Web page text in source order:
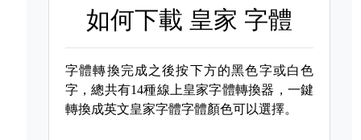
如何下載 皇家 字體
字體轉換完成之後按下方的黑色字或白色
字，總共有14種線上皇家字體轉換器，一鍵
轉換成英文皇家字體字體顏色可以選擇。